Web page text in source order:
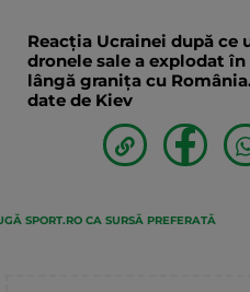
Reacția Ucrainei după ce
dronele sale a explodat
lângă granița cu
date de Kiev
SPORT.RO CA SURSĂ PREFERATĂ